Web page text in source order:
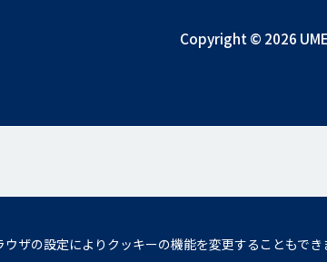
Copyright © 2026
与えるおそれがあります。
ザの設定によりクッキーの機能を変更することもで